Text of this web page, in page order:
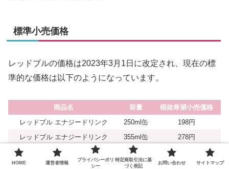
標準小売価格
レッドブルの価格は2023年3月1日に改定され、現在の標
準的な価格は以下のようになっています。
商品名 容量
税抜希望小売価格
レッドブル エナジードリンク
250ml缶
198円
レッドブル エナジードリンク
355ml缶
278円
レッドブル シュガーフリー
250ml缶
カラーエディション各種
250ml缶 198円
HOME 運営者情報
プライバシーポリ
シー
特定商取引法に基
づく表記
お問い合わせ サイトマップ